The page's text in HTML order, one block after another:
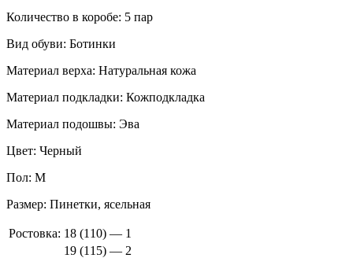
Количество в коробе: 5 пар
Вид обуви: Ботинки
Материал верха: Натуральная кожа
Материал подкладки: Кожподкладка
Материал подошвы: Эва
Цвет: Черный
Пол: М
Размер: Пинетки, ясельная
Ростовка: 18 (110) — 1
19 (115) — 2